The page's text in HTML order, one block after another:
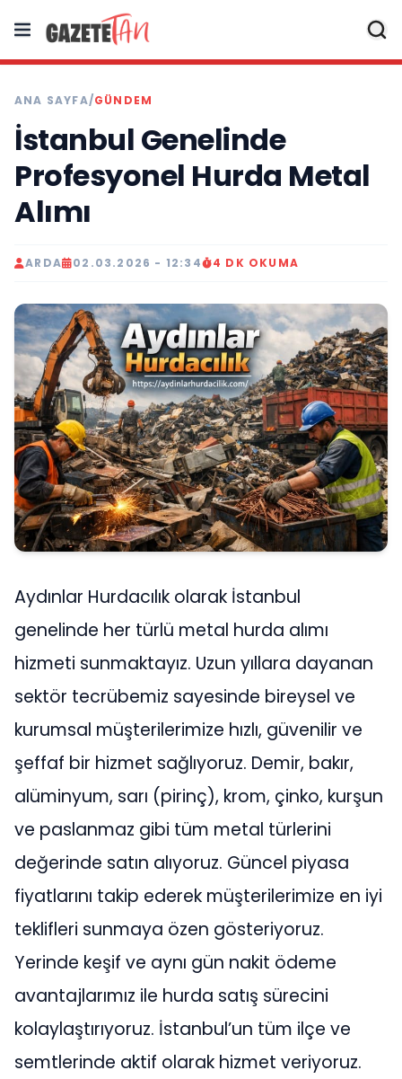
ANA SAYFA/GÜNDEM
İstanbul Genelinde
Profesyonel Hurda Metal
Alımı
ARDA 02.03.2026 - 12:34 4 DK OKUMA
Aydınlar Hurdacılık olarak İstanbul
genelinde her türlü metal hurda alımı
hizmeti sunmaktayız. Uzun yıllara dayanan
sektör tecrübemiz sayesinde bireysel ve
kurumsal müşterilerimize hızlı, güvenilir ve
şeffaf bir hizmet sağlıyoruz. Demir, bakır,
alüminyum, sarı (pirinç), krom, çinko, kurşun
ve paslanmaz gibi tüm metal türlerini
değerinde satın alıyoruz. Güncel piyasa
fiyatlarını takip ederek müşterilerimize en iyi
teklifleri sunmaya özen gösteriyoruz.
Yerinde keşif ve aynı gün nakit ödeme
avantajlarımız ile hurda satış sürecini
kolaylaştırıyoruz. İstanbul’un tüm ilçe ve
semtlerinde aktif olarak hizmet veriyoruz.